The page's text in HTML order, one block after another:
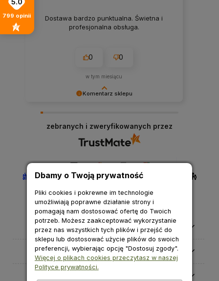
Komentarz sklepu
Dostawa bardzo punktualna. Świetna i
profesjonalna obsługa.
0 0
w tym miesiącu
zebranych i zweryfikowanych przez
Pomoc
Moje konto
799 opinii
Dbamy o Twoją prywatność
Pliki cookies i pokrewne im technologie
umożliwiają poprawne działanie strony i
pomagają nam dostosować ofertę do Twoich
potrzeb. Możesz zaakceptować wykorzystanie
przez nas wszystkich tych plików i przejść do
sklepu lub dostosować użycie plików do swoich
preferencji, wybierając opcję "Dostosuj zgody".
Więcej o plikach cookies przeczytasz w naszej
Polityce prywatności.